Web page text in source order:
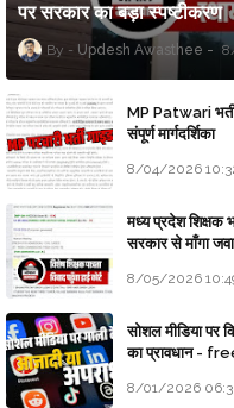
पर सरकार का बड़ा स्पष्टीकरण
Updesh Awasthee
MP Patwari
संपूर्ण मार्गदर्शिका
8/04/2026
मध्य प्रदेश शिक्षक
सरकार से माँगा
8/05/2026
सोशल मीडिया पर
का प्रावधान -
8/01/2026